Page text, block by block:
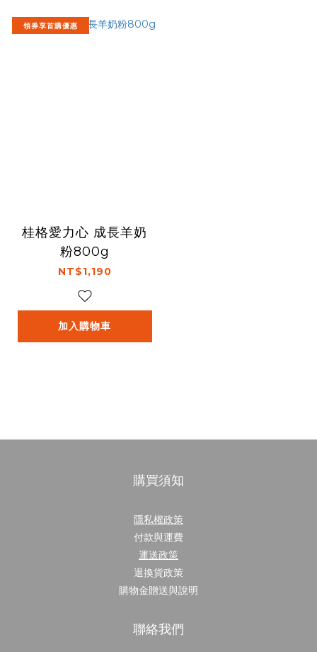
領券享首購優惠
桂格愛力心 成長羊奶
粉800g
NT$1,190
加入購物車
購買須知
隱私權政策
付款與運費
運送政策
退換貨政策
購物金贈送與說明
聯絡我們